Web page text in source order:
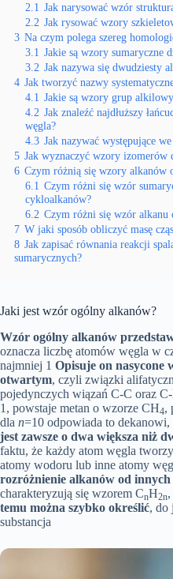
2.1 Jak narysować wzór
2.2 Jak rysować wzory
3 Na czym polega szereg
3.1 Jakie są wzory sumaryczne
3.2 Jak nazywa się dwudziesty
4 Jak tworzyć nazwy
4.1 Jakie są wzory grup
4.2 Jak znaleźć najdłuższy
węgla?
4.3 Jak nazywać występujące
5 Jak wyznaczyć wzory izomerów
6 Czym różnią się wzory alkanów
6.1 Czym różni się wzór
cykloalkanów?
6.2 Czym różni się wzór alkanu
7 W jaki sposób obliczyć masę
8 Jak zapisać równania reakcji
sumarycznych?
Jaki jest wzór ogólny alkanów?
Wzór ogólny alkanów
oznacza liczbę atomów węgla w
najmniej 1 Opisuje on nasycone
otwartym, czyli związki
pojedynczych wiązań C-C oraz
1, powstaje metan o wzorze CH4,
dla n=10 odpowiada to dekanowi,
jest zawsze o dwa większa niż
faktu, że każdy atom węgla
atomy wodoru lub inne atomy
rozróżnienie alkanów od
charakteryzują się wzorem CnH2n
temu można szybko określić, do
substancja